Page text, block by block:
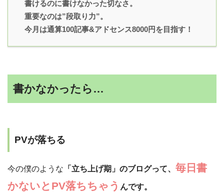
書けるのに書けなかった切なさ。
重要なのは”段取り力”。
今月は通算100記事&アドセンス8000円を目指す！
書かなかったら…
PVが落ちる
今の僕のような 「立ち上げ期」のブログって、 毎日書
かないとPV落ちちゃう んです。